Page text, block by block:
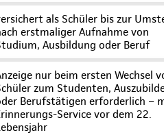
als Schüler bis zur
erstmaliger Aufnahme von
Ausbildung oder Beruf
nur beim ersten Wechsel
zum Studenten,
Berufstätigen erforderlich –
Service vor dem 22.